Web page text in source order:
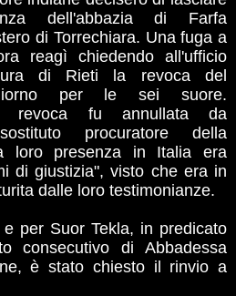
dell'abbazia di Farfa
di Torrechiara. Una fuga a
reagì chiedendo all'ufficio
di Rieti la revoca del
per le sei suore.
revoca fu annullata da
procuratore della
loro presenza in Italia era
di giustizia", visto che era in
dalle loro testimonianze.
per Suor Tekla, in predicato
consecutivo di Abbadessa
è stato chiesto il rinvio a